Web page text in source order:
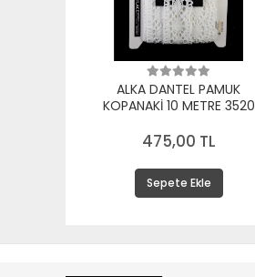
ALKA DANTEL PAMUK
KOPANAKİ 10 METRE 3520
475,00 TL
Sepete Ekle